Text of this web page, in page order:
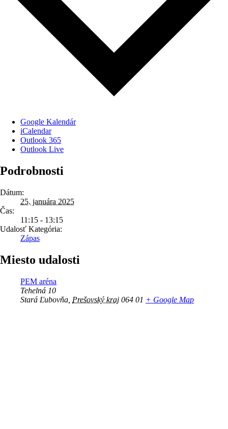
Google Kalendár
iCalendar
Outlook 365
Outlook Live
Podrobnosti
Dátum:
25. januára 2025
Čas:
11:15 - 13:15
Udalosť Kategória:
Zápas
Miesto udalosti
PEM aréna
Tehelná 10
Stará Ľubovňa Prešovský kraj 064 01 + Google Map